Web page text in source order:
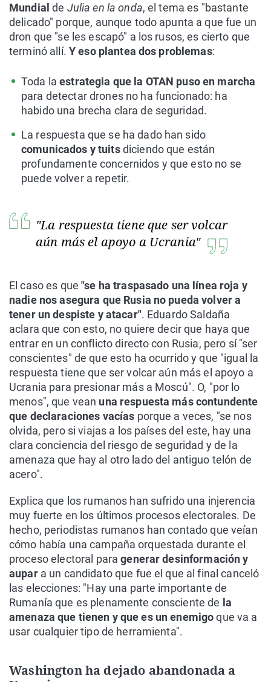
Mundial de Julia en la onda, el tema es "bastante
delicado" porque, aunque todo apunta a que fue un
dron que "se les escapó" a los rusos, es cierto que
terminó allí. Y eso plantea dos problemas:
Toda laestrategia que la OTAN puso en marcha
para detectar drones no ha funcionado: ha
habido una brecha clara de seguridad.
La respuesta que se ha dado han sido
comunicados y tuitsdiciendo que están
profundamente concernidos y que esto no se
puede volver a repetir.
"La respuesta tiene que ser volcar
aún más el apoyo a Ucrania"
El caso es que "se ha traspasado una línea roja y
nadie nos asegura que Rusia no pueda volver a
tener un despiste y atacar". Eduardo Saldaña
aclara que con esto, no quiere decir que haya que
entrar en un conflicto directo con Rusia, pero sí "ser
conscientes" de que esto ha ocurrido y que "igual la
respuesta tiene que ser volcar aún más el apoyo a
Ucrania para presionar más a Moscú". O, "por lo
menos", que vean una respuesta más contundente
que declaraciones vacías porque a veces, "se nos
olvida, pero si viajas a los países del este, hay una
clara conciencia del riesgo de seguridad y de la
amenaza que hay al otro lado del antiguo telón de
acero".
Explica que los rumanos han sufrido una injerencia
muy fuerte en los últimos procesos electorales. De
hecho, periodistas rumanos han contado que veían
cómo había una campaña orquestada durante el
proceso electoral paragenerar desinformación y
aupara un candidato que fue el que al final canceló
las elecciones: "Hay una parte importante de
Rumanía que es plenamente consciente de la
amenaza que tienen y que es un enemigoque va a
usar cualquier tipo de herramienta".
Washington ha dejado abandonada a